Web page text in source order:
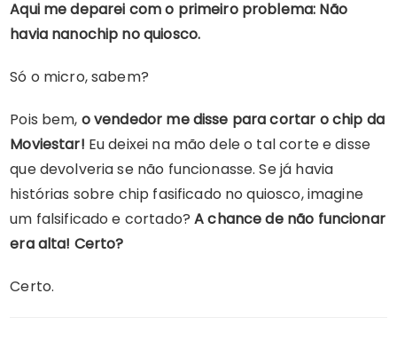
Aqui me deparei com o primeiro problema: Não
havia nanochip no quiosco.
Só o micro, sabem?
Pois bem, o vendedor me disse paracortar o chip da
Moviestar! Eu deixei na mão dele o tal corte e disse
que devolveria se não funcionasse. Se já havia
histórias sobre chip fasificado no quiosco, imagine
um falsificado e cortado?A chance de não funcionar
era alta! Certo?
Certo.